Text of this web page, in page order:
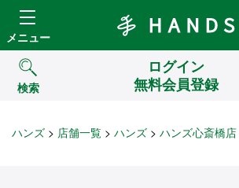
メニュー
検索
ログイン
無料会員登録
ハンズ 店舗一覧 ハンズ ハンズ心斎橋店